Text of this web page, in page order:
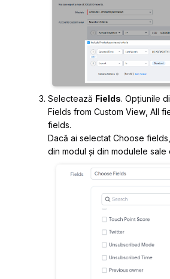
Selectează Fields. Opțiunile
Fields from Custom View All
fields.
Dacă ai selectat Choose
din modul și din modulele sale